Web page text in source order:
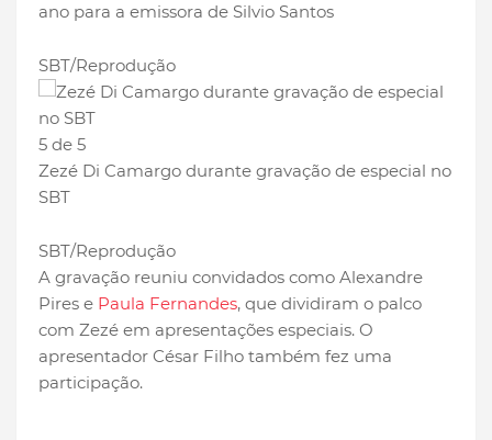
ano para a emissora de Silvio Santos
SBT/Reprodução
5 de 5
Zezé Di Camargo durante gravação de especial no
SBT
SBT/Reprodução
A gravação reuniu convidados como Alexandre
Pires e Paula Fernandes, que dividiram o palco
com Zezé em apresentações especiais. O
apresentador César Filho também fez uma
participação.